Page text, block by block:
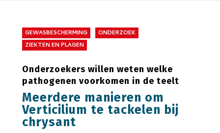
GEWASBESCHERMING
ONDERZOEK
ZIEKTEN EN PLAGEN
Onderzoekers willen weten welke
pathogenen voorkomen in de teelt
Meerdere manieren om
Verticilium te tackelen bij
chrysant